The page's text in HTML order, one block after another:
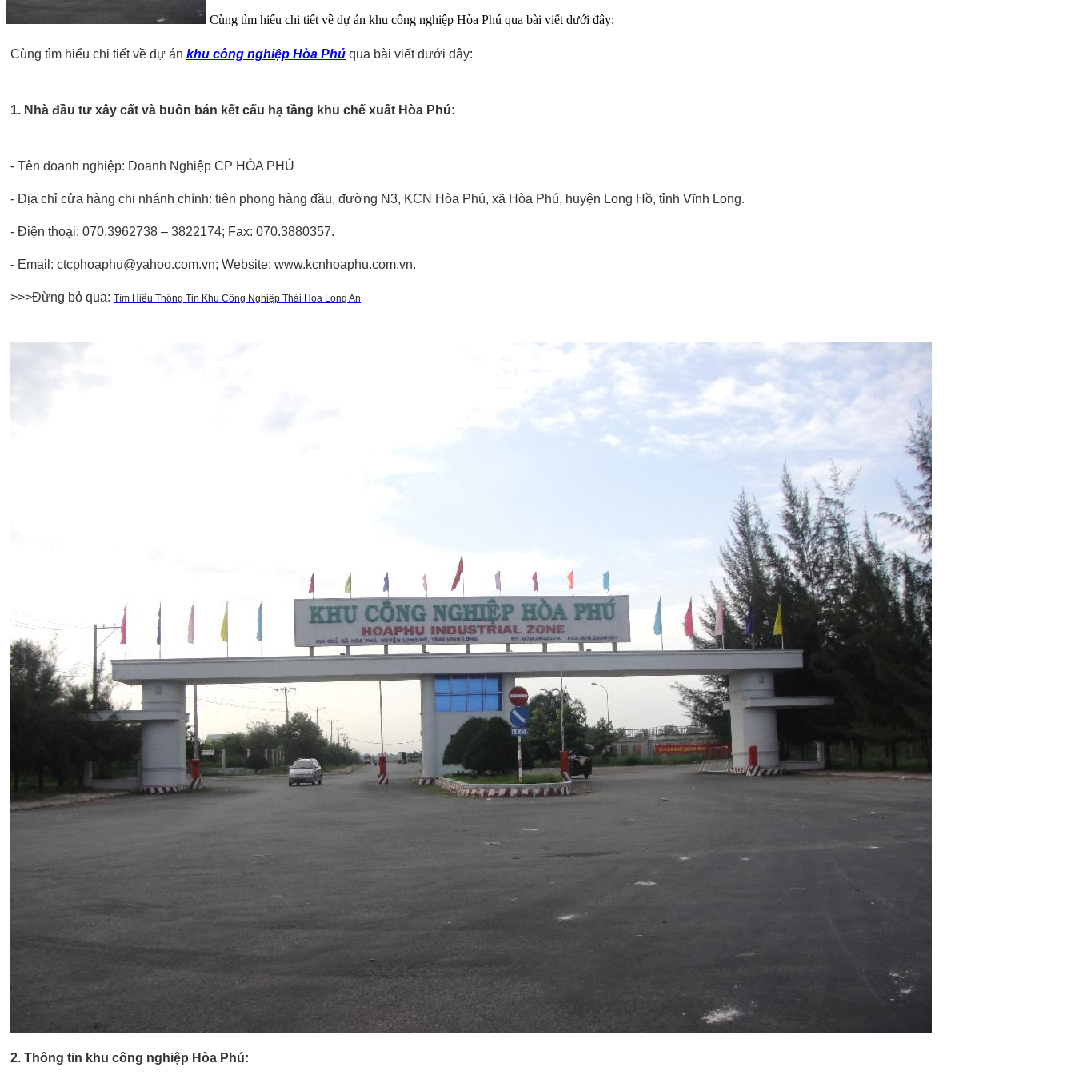
Cùng tìm hiểu chi tiết về dự án khu công nghiệp Hòa Phú qua bài viết dưới đây:
Cùng tìm hiểu chi tiết về dự án khu công nghiệp Hòa Phú qua bài viết dưới đây:
1. Nhà đầu tư xây cất và buôn bán kết cấu hạ tầng khu chế xuất Hòa Phú:
- Tên doanh nghiệp: Doanh Nghiệp CP HÒA PHÚ
- Địa chỉ cửa hàng chi nhánh chính: tiên phong hàng đầu, đường N3, KCN Hòa Phú, xã Hòa Phú, huyện Long Hồ, tỉnh Vĩnh Long.
- Điện thoại: 070.3962738 – 3822174; Fax: 070.3880357.
- Email: ctcphoaphu@yahoo.com.vn; Website: www.kcnhoaphu.com.vn.
>>>Đừng bỏ qua: Tìm Hiểu Thông Tin Khu Công Nghiệp Thái Hòa Long An
2. Thông tin khu công nghiệp Hòa Phú: